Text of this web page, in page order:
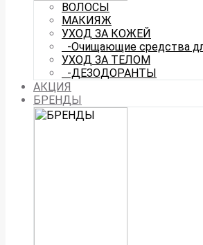
ВОЛОСЫ
МАКИЯЖ
УХОД ЗА КОЖЕЙ
-Очищающие средства
УХОД ЗА ТЕЛОМ
-ДЕЗОДОРАНТЫ
АКЦИЯ
БРЕНДЫ